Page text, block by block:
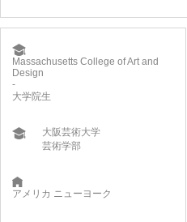
Massachusetts College of Art and
Design
-
大学院生
大阪芸術大学
芸術学部
アメリカ ニューヨーク